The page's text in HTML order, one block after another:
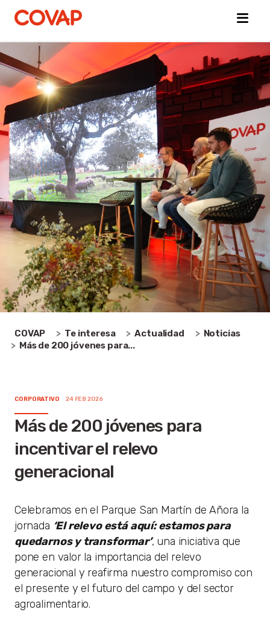
Búsquedas
sugeridas
Tiendas
online
Quiénes
somos
Bienestar
Animal
COVAP Te interesa Actualidad
Noticias
Más de 200 jóvenes para...
CORPORATIVO 24 FEB 2026
Más de 200 jóvenes para
incentivar el relevo
generacional
Celebramos en el Parque San Martín de Añora la
jornada ‘El relevo está aquí: estamos para
quedarnos y transformar’, una iniciativa que
pone en valor la importancia del relevo
generacional y reafirma nuestro compromiso con
el presente y el futuro del campo y del sector
agroalimentario.